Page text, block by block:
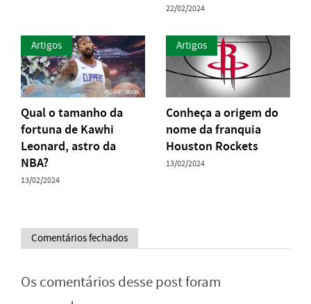
22/02/2024
Artigos
Qual o tamanho da
fortuna de Kawhi
Leonard, astro da
NBA?
13/02/2024
Artigos
Conheça a origem do
nome da franquia
Houston Rockets
13/02/2024
Comentários fechados
Os comentários desse post foram